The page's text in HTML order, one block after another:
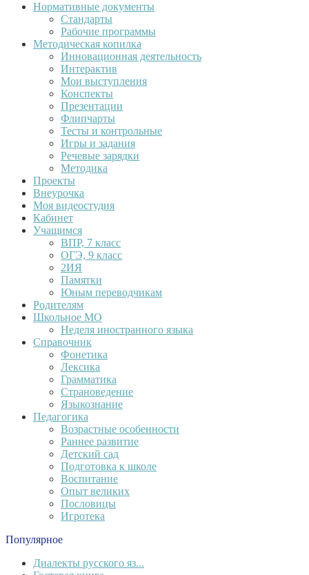
Нормативные документы
Стандарты
Рабочие программы
Методическая копилка
Инновационная деятельность
Интерактив
Мои выступления
Конспекты
Презентации
Флипчарты
Тесты и контрольные
Игры и задания
Речевые зарядки
Методика
Проекты
Внеурочка
Моя видеостудия
Кабинет
Учащимся
ВПР, 7 класс
ОГЭ, 9 класс
2ИЯ
Памятки
Юным переводчикам
Родителям
Школьное МО
Неделя иностранного языка
Справочник
Фонетика
Лексика
Грамматика
Страноведение
Языкознание
Педагогика
Возрастные особенности
Раннее развитие
Детский сад
Подготовка к школе
Воспитание
Опыт великих
Пословицы
Игротека
Популярное
Диалекты русского яз...